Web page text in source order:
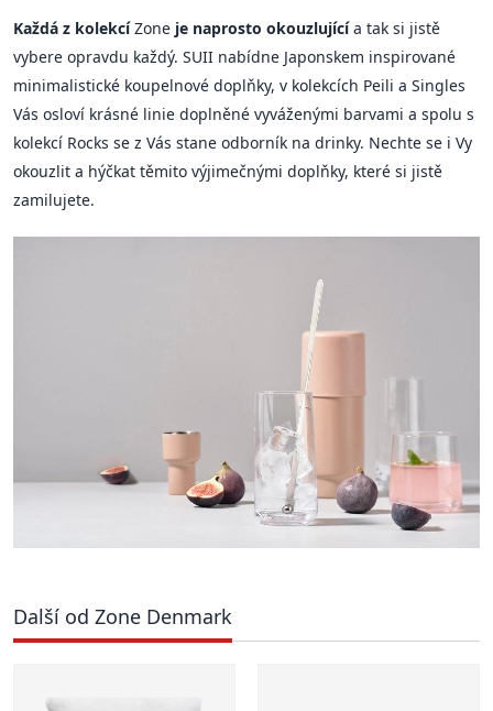
Každá z kolekcíZone je naprosto okouzlujícía tak si jistě
vybere opravdu každý. SUII nabídne Japonskem inspirované
minimalistické koupelnové doplňky, v kolekcích Peili a Singles
Vás osloví krásné linie doplněné vyváženými barvami a spolu s
kolekcí Rocks se z Vás stane odborník na drinky. Nechte se i Vy
okouzlit a hýčkat těmito výjimečnými doplňky, které si jistě
zamilujete.
Další od Zone Denmark